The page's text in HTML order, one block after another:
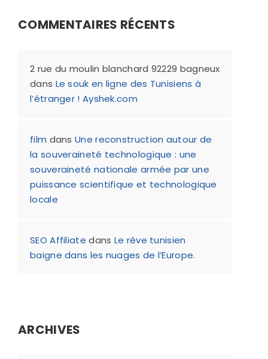
COMMENTAIRES RÉCENTS
2 rue du moulin blanchard 92229 bagneux
dans Le souk en ligne des Tunisiens à
l’étranger ! Ayshek.com
film dansUne reconstruction autour de
la souveraineté technologique : une
souveraineté nationale armée par une
puissance scientifique et technologique
locale
SEO Affiliate dans Le rêve tunisien
baigne dans les nuages de l’Europe.
ARCHIVES